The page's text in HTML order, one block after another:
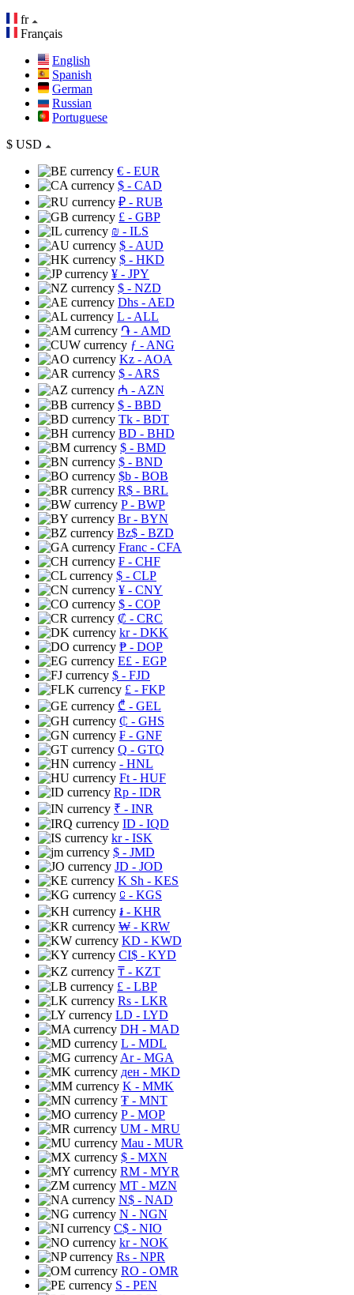
fr
Français
English
Spanish
German
Russian
Portuguese
$ USD
€ - EUR
$ - CAD
₽ - RUB
£ - GBP
₪ - ILS
$ - AUD
$ - HKD
¥ - JPY
$ - NZD
Dhs - AED
L - ALL
֏ - AMD
ƒ - ANG
Kz - AOA
$ - ARS
₼ - AZN
$ - BBD
Tk - BDT
BD - BHD
$ - BMD
$ - BND
$b - BOB
R$ - BRL
P- BWP
Br- BYN
Bz$ - BZD
Franc - CFA
₣ - CHF
$ - CLP
¥ - CNY
$ - COP
₡ - CRC
kr- DKK
₱ - DOP
E£ - EGP
$ - FJD
£ - FKP
₾ - GEL
₵ - GHS
₣ - GNF
Q - GTQ
- HNL
Ft - HUF
Rp - IDR
₹ - INR
ID - IQD
kr- ISK
$ - JMD
JD - JOD
K Sh - KES
⃀ - KGS
៛ - KHR
₩ - KRW
KD - KWD
CI$ - KYD
₸ - KZT
£ - LBP
Rs - LKR
LD - LYD
DH - MAD
L - MDL
Ar- MGA
ден - MKD
K - MMK
₮ - MNT
P- MOP
UM - MRU
Mau - MUR
$ - MXN
RM - MYR
MT - MZN
N$ - NAD
N - NGN
C$ - NIO
kr- NOK
Rs - NPR
RO - OMR
S - PEN